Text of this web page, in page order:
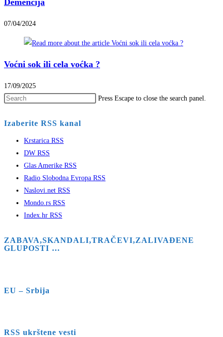
Demencija
07/04/2024
Voćni sok ili cela voćka ?
17/09/2025
Press Escape to close the search panel.
Izaberite RSS kanal
Krstarica RSS
DW RSS
Glas Amerike RSS
Radio Slobodna Evropa RSS
Naslovi.net RSS
Mondo.rs RSS
Index.hr RSS
ZABAVA,SKANDALI,TRAČEVI,ZALIVAĐENE
GLUPOSTI …
EU – Srbija
RSS ukrštene vesti